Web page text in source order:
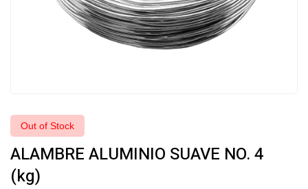
Out of Stock
ALAMBRE ALUMINIO SUAVE NO. 4
(kg)